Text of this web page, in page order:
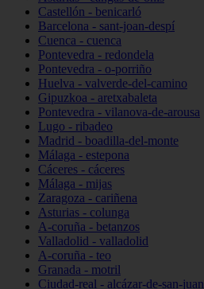
Castellón - benicarló
Barcelona - sant-joan-despí
Cuenca - cuenca
Pontevedra - redondela
Pontevedra - o-porriño
Huelva - valverde-del-camino
Gipuzkoa - aretxabaleta
Pontevedra - vilanova-de-arousa
Lugo - ribadeo
Madrid - boadilla-del-monte
Málaga - estepona
Cáceres - cáceres
Málaga - mijas
Zaragoza - cariñena
Asturias - colunga
A-coruña - betanzos
Valladolid - valladolid
A-coruña - teo
Granada - motril
Ciudad-real - alcázar-de-san-juan